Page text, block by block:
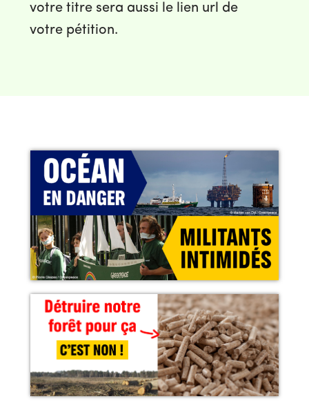
votre titre sera aussi le lien url de
votre pétition.